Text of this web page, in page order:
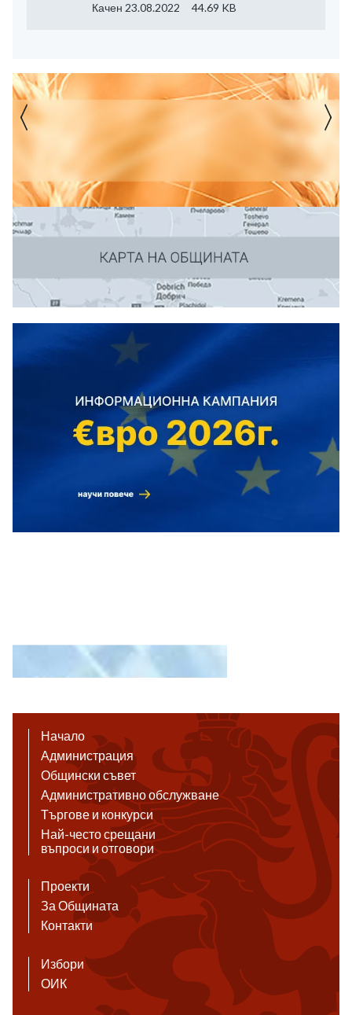
Качен 23.08.2022 44.69 KB
Начало
Администрация
Общински съвет
Административно обслужване
Търгове и конкурси
Най-често срещани
въпроси и отговори
Проекти
За Общината
Контакти
Избори
ОИК